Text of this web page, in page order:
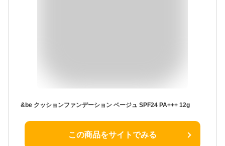
&be クッションファンデーション ベージュ SPF24 PA+++ 12g
この商品をサイトでみる